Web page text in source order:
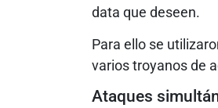
data que deseen.
Para ello se
varios troyanos de
Ataques